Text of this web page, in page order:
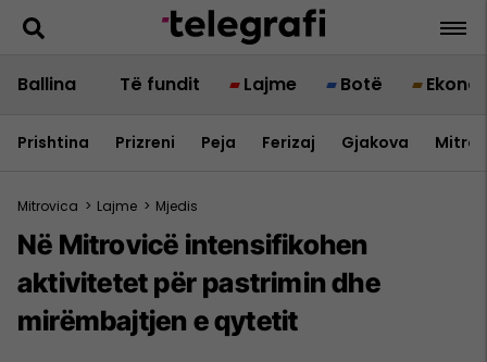
Ballina Të fundit Lajme Botë
Prishtina Prizreni Peja Ferizaj Gjakova
Mitrovica > Lajme > Mjedis
Në Mitrovicë intensifikohen
aktivitetet për pastrimin dhe
mirëmbajtjen e qytetit